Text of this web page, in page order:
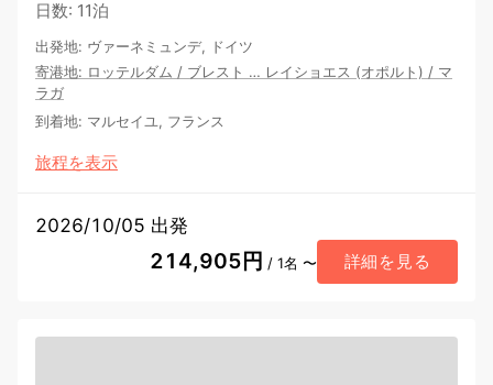
日数: 11泊
出発地: ヴァーネミュンデ, ドイツ
寄港地: ロッテルダム / ブレスト … レイショエス (オポルト) / マ
ラガ
到着地: マルセイユ, フランス
旅程を表示
2026/10/05 出発
214,905円 / 1名 〜 詳細を見る